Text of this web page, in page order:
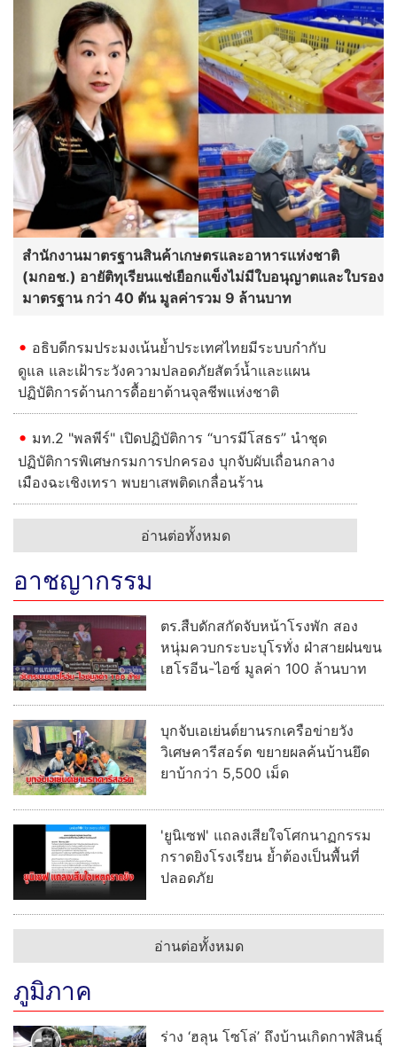
สำนักงานมาตรฐานสินค้าเกษตรและอาหารแห่งชาติ
(มกอช.) อายัติทุเรียนแช่เยือกแข็งไม่มีใบอนุญาตและใบรอง
อธิบดีกรมประมงเน้นย้ำประเทศไทยมีระบบกำกับ
ดูแล และเฝ้าระวังความปลอดภัยสัตว์น้ำและแผน
ปฏิบัติการด้านการดื้อยาต้านจุลชีพแห่งชาติ
มท.2 "พลพีร์" เปิดปฏิบัติการ “บารมีโสธร” นำชุด
ปฏิบัติการพิเศษกรมการปกครอง บุกจับผับเถื่อนกลาง
เมืองฉะเชิงเทรา พบยาเสพติดเกลื่อนร้าน
อาชญากรรม
ตร.สืบดักสกัดจับหน้าโรงพัก สอง
หนุ่มควบกระบะบุโรทั่ง ฝ่าสายฝนขน
บุกจับเอเย่นต์ยานรกเครือข่ายวัง
วิเศษคารีสอร์ต ขยายผลค้นบ้านยึด
'ยูนิเซฟ' แถลงเสียใจโศกนาฏกรรม
กราดยิงโรงเรียน ย้ำต้องเป็นพื้นที่
ภูมิภาค